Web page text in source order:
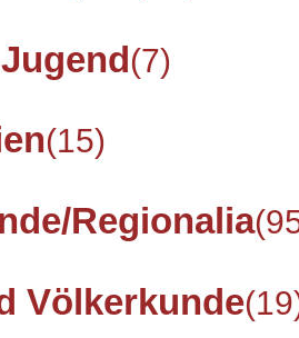
(7)
(15)
Regionalia
Völkerkunde